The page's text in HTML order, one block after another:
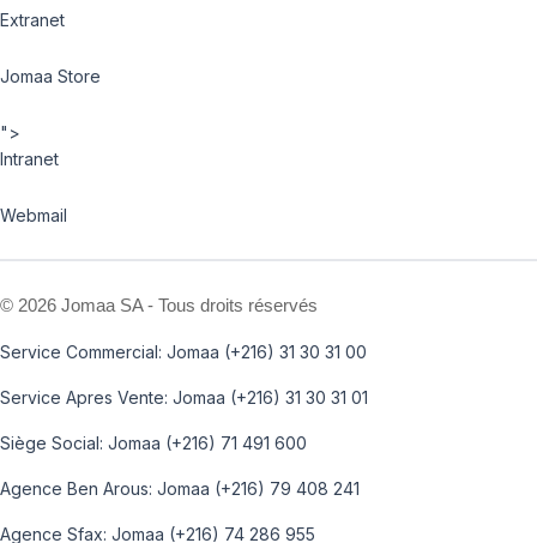
Extranet
Jomaa Store
">
Intranet
Webmail
© 2026 Jomaa SA - Tous droits réservés
Service Commercial: Jomaa (+216) 31 30 31 00
Service Apres Vente: Jomaa (+216) 31 30 31 01
Siège Social: Jomaa (+216) 71 491 600
Agence Ben Arous: Jomaa (+216) 79 408 241
Agence Sfax: Jomaa (+216) 74 286 955